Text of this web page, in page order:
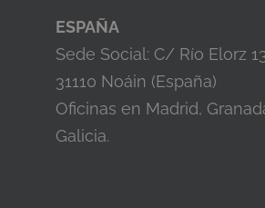
ESPAÑA
Sede Social: C/ Río Elorz
31110 Noáin (España)
Oficinas en Madrid,
Galicia.